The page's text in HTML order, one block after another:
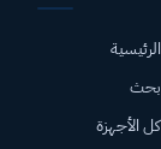
الرئيسية
بحث
كل الأجهزة